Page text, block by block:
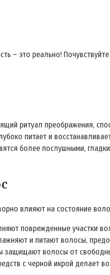
– это реально!
ритуал преображения‚
питает и
более послушными‚
влияют на состояние
поврежденные участки
и питают волосы‚
защищают волосы от
с черной икрой делает